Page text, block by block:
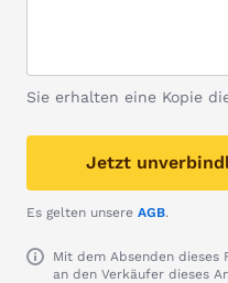
Sie erhalten eine Kopie
Jetzt
Es gelten unsere AGB.
Mit dem Absenden dieses
an den Verkäufer dieses